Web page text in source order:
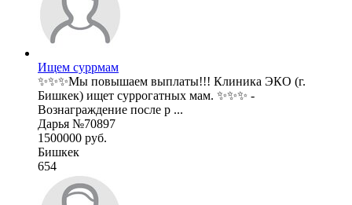
Ищем суррмам
✨✨✨Мы повышаем выплаты!!! Клиника ЭКО (г.
Бишкек) ищет суррогатных мам. ✨✨✨ -
Вознаграждение после р ...
Дарья №70897
1500000 руб.
Бишкек
654